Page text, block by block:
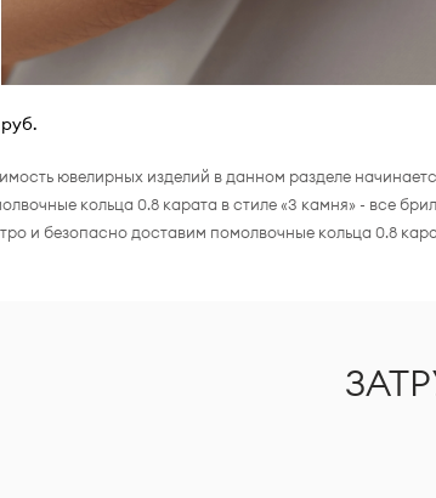
ювелирных изделий в данном разделе
кольца 0.8 карата в стиле «3 камня» - все
и безопасно доставим помолвочные кольца 0.8